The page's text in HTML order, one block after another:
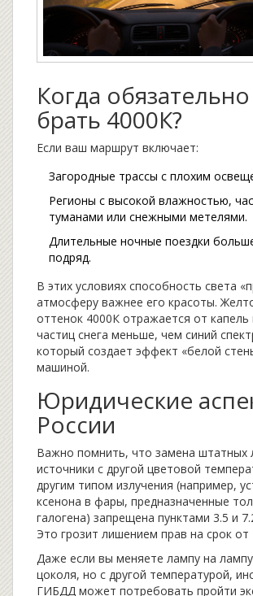
Когда
брать 4000К?
Если ваш маршрут включает:
Загородные трассы с плохим
Регионы с высокой влажностью,
туманами или снежными метелями.
Длительные ночные поездки
подряд.
В этих условиях способность света
атмосферу важнее его красоты.
оттенок 4000К отражается от капель
частиц снега меньше, чем синий
который создает эффект «белой
машиной.
Юридические
России
Важно помнить, что замена штатных
источники с другой цветовой
другим типом излучения (например,
ксенона в фары, предназначенные
галогена) запрещена пунктами 3.5 и
Это грозит лишением прав на срок от
Даже если вы меняете лампу на
цоколя, но с другой температурой,
ГИБДД может потребовать пройти